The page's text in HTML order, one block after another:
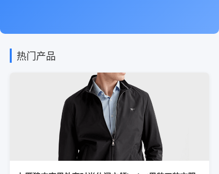
热门产品